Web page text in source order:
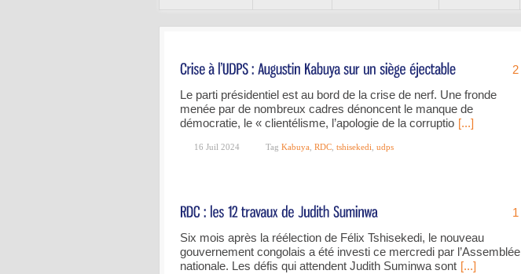
2
Le parti présidentiel est au bord de la crise de nerf. Une fronde
menée par de nombreux cadres dénoncent le manque de
démocratie, le « clientélisme, l’apologie de la corruptio [...]
16 Juil 2024 Tag Kabuya RDC tshisekedi udps
1
Six mois après la réélection de Félix Tshisekedi, le nouveau
gouvernement congolais a été investi ce mercredi par l’Assemblée
nationale. Les défis qui attendent Judith Suminwa sont [...]